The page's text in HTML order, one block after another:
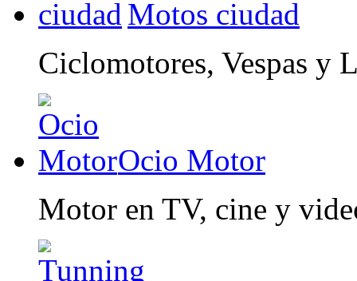
Motos ciudad
Ciclomotores, Vespas y
Ocio Motor
Motor en TV, cine y